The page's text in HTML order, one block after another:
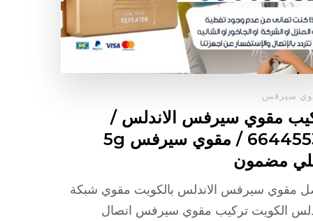
سيرفس
مقوي سيرفس الاندلس /
66445532 / مقوي سيرفس 5g
مضمون
مقوي سيرفس الاندلس بالكويت مقوي شبكة
الكويت تركيب مقوي سيرفس اتصال